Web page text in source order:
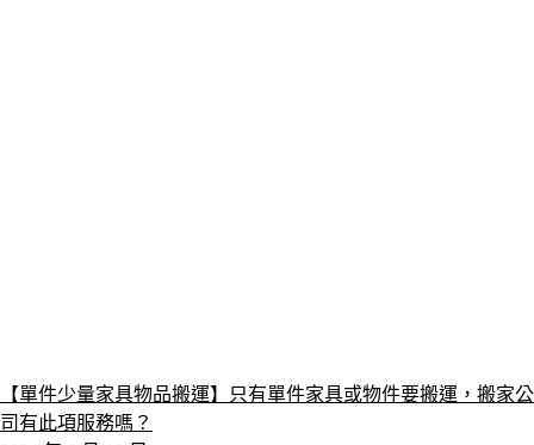
【單件少量家具物品搬運】只有單件家具或物件要搬運，搬家公
司有此項服務嗎？